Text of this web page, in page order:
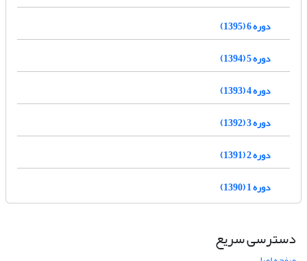
دوره 6 (1395)
دوره 5 (1394)
دوره 4 (1393)
دوره 3 (1392)
دوره 2 (1391)
دوره 1 (1390)
دسترسی سریع